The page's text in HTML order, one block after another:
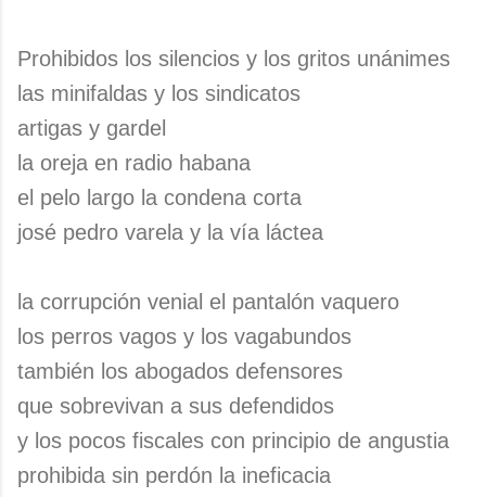
Prohibidos los silencios y los gritos unánimes
las minifaldas y los sindicatos
artigas y gardel
la oreja en radio habana
el pelo largo la condena corta
josé pedro varela y la vía láctea
la corrupción venial el pantalón vaquero
los perros vagos y los vagabundos
también los abogados defensores
que sobrevivan a sus defendidos
y los pocos fiscales con principio de angustia
prohibida sin perdón la ineficacia